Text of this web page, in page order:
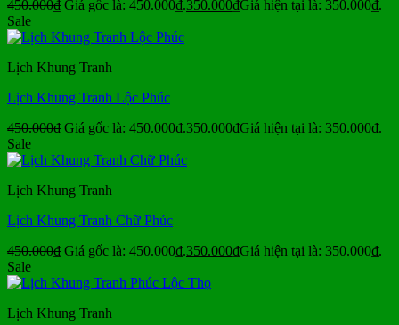
450.000₫ Giá gốc là: 450.000₫.350.000₫Giá hiện tại là: 350.000₫.
Sale
Lịch Khung Tranh
Lịch Khung Tranh Lộc Phúc
450.000₫ Giá gốc là: 450.000₫.350.000₫Giá hiện tại là: 350.000₫.
Sale
Lịch Khung Tranh
Lịch Khung Tranh Chữ Phúc
450.000₫ Giá gốc là: 450.000₫.350.000₫Giá hiện tại là: 350.000₫.
Sale
Lịch Khung Tranh